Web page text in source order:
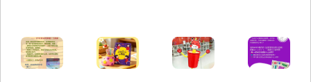
一
颗“豆”吧！
《小猫
怕怕》
的光脚
丫先
生》
品炸场
来袭